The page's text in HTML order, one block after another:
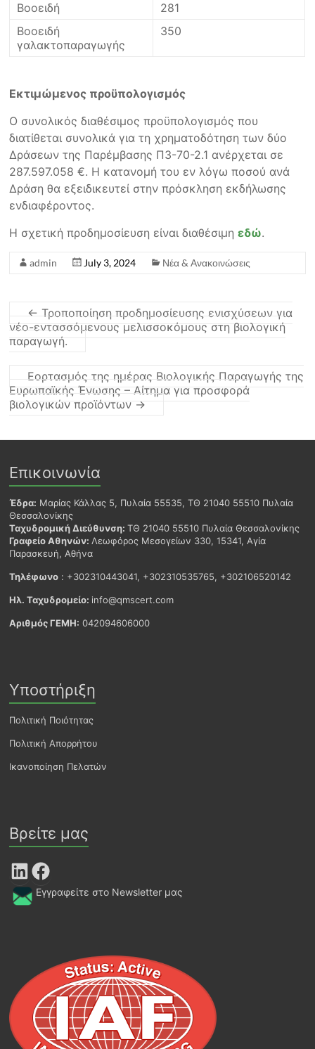
Βοοειδή
281
Βοοειδή
γαλακτοπαραγωγής
350
Εκτιμώμενος προϋπολογισμός
Ο συνολικός διαθέσιμος προϋπολογισμός που
διατίθεται συνολικά για τη χρηματοδότηση των δύο
Δράσεων της Παρέμβασης Π3-70-2.1 ανέρχεται σε
287.597.058 €. Η κατανομή του εν λόγω ποσού ανά
Δράση θα εξειδικευτεί στην πρόσκληση εκδήλωσης
ενδιαφέροντος.
Η σχετική προδημοσίευση είναι διαθέσιμηεδώ.
admin July 3, 2024 Νέα & Ανακοινώσεις
← Τροποποίηση προδημοσίευσης ενισχύσεων για
νέο-εντασσόμενους μελισσοκόμους στη βιολογική
παραγωγή.
Εορτασμός της ημέρας Βιολογικής Παραγωγής της
Ευρωπαϊκής Ένωσης – Αίτημα για προσφορά
βιολογικών προϊόντων →
Επικοινωνία
Έδρα: Μαρίας Κάλλας 5, Πυλαία 55535, ΤΘ 21040 55510 Πυλαία
Θεσσαλονίκης
Ταχυδρομική Διεύθυνση:ΤΘ 21040 55510 Πυλαία Θεσσαλονίκης
Γραφείο Αθηνών: Λεωφόρος Μεσογείων 330, 15341, Αγία
Παρασκευή, Αθήνα
Τηλέφωνο : +302310443041, +302310535765, +302106520142
Ηλ. Ταχυδρομείο: info@qmscert.com
Αριθμός ΓΕΜΗ: 042094606000
Υποστήριξη
Πολιτική Ποιότητας
Πολιτική Απορρήτου
Ικανοποίηση Πελατών
Βρείτε μας
LinkedIn Facebook
Εγγραφείτε στο Newsletter μας